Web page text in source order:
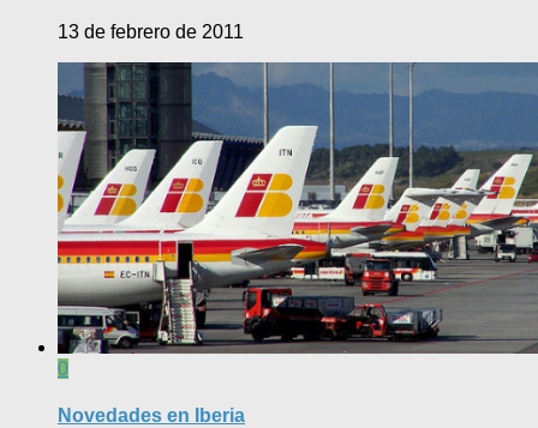
13 de febrero de 2011
0
Novedades en Iberia